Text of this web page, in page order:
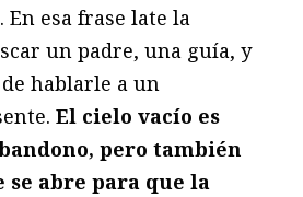
En esa frase late la
un padre, una guía, y
hablarle a un
El cielo vacío es
pero también
se abre para que la